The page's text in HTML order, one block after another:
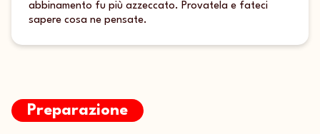
Preparazione
abbinamento fu più azzeccato. Provatela e fateci
sapere cosa ne pensate.